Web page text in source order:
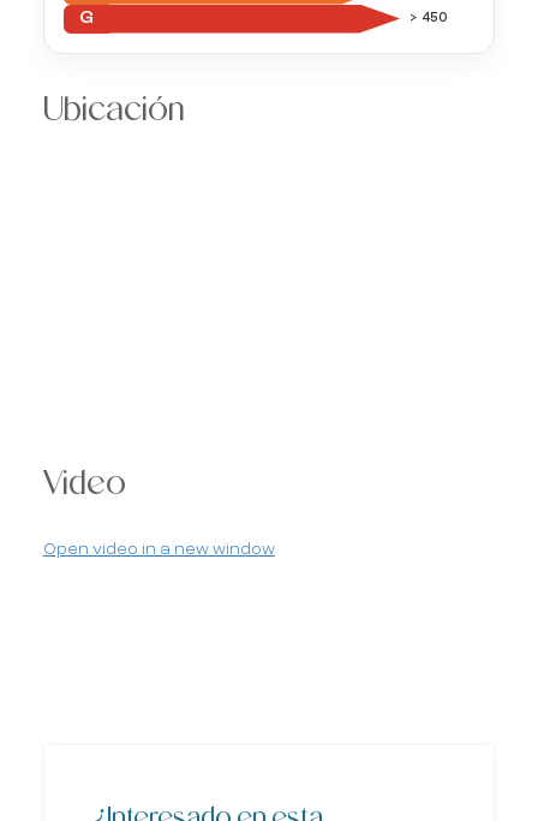
G > 450
Ubicación
Video
Open video in a new window